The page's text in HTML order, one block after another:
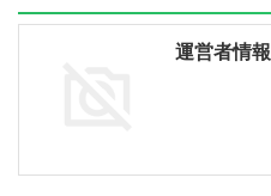
運営者情報